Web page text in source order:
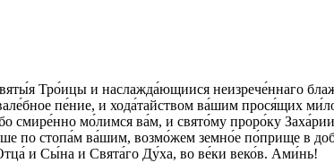
Тро́ицы и наслажда́ющиися неизрече́ннаго
пе́ние, и хода́тайством ва́шим прося́щих
смире́нно мо́лимся ва́м, и свято́му проро́ку
по стопа́м ва́шим, возмо́жем земно́е по́прище в
и Сы́на и Свята́го Ду́ха, во ве́ки веко́в. Ами́нь!